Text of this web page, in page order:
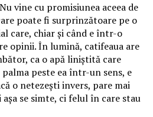
vine cu promisiunea aceea de
poate fi surprinzătoare pe o
care, chiar și când e într-o
opinii. În lumină, catifeaua are
ca o apă liniștită care
peste ea într-un sens, e
o netezești invers, pare mai
așa se simte, ci felul în care stau